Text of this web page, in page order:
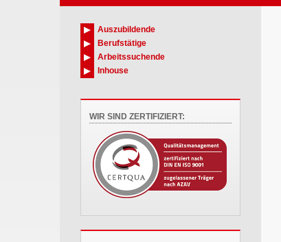
Auszubildende
Berufstätige
Arbeitssuchende
Inhouse
WIR SIND ZERTIFIZIERT: